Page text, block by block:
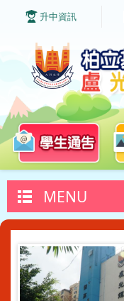
升中資訊
MENU